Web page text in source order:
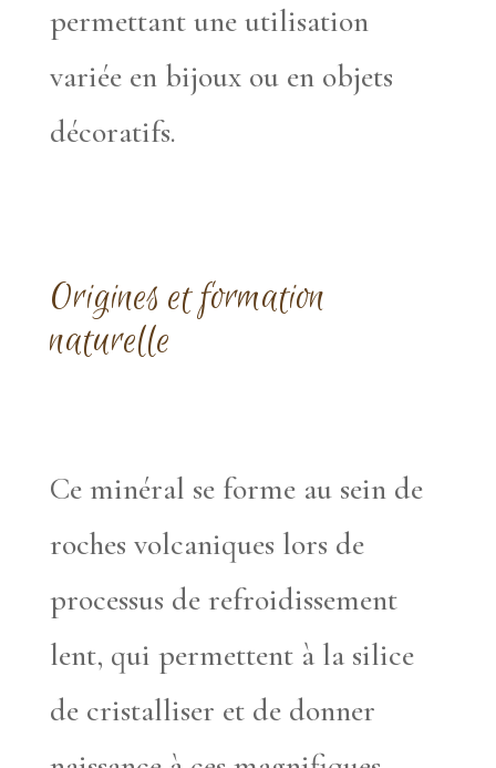
permettant une utilisation
variée en bijoux ou en objets
décoratifs.
Origines et formation
naturelle
Ce minéral se forme au sein de
roches volcaniques lors de
processus de refroidissement
lent, qui permettent à la silice
de cristalliser et de donner